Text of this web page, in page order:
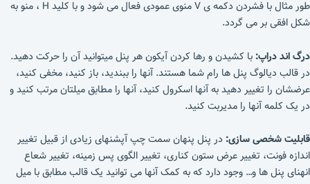
طور مثال با فشردن دکمه ی V منوی عمودی فعال می شود و با کلید H ، منو به
شکل افقی بر می گردد.
درگ اند دراپ: با کشیدن و رها کردن آیکون هر پنل میتوانید آن را حرکت دهید.
در قالب دیالوگ پنل ها رام شما هستند. آنها را ببندید، باز کنید، مخفی کنید،
عرضشان را تغییر دهید به آنها اسکرول کنید، آنها را مطابق میلتان مرتب کنید و
در یک کلمه آنها را مدیربت کنید.
قابلیت شخصی سازی: در پنل پنهان سمت چپ آپشنهای زیادی از قبیل تغییر
اندازه فونت، تغییر عرض ستون کناری، تغییر الگوی پس زمینه، تغییر شعاع
انهنای پنل ها و… وجود دارد که به کمک آنها می توانید یک قالب مطابق با میل